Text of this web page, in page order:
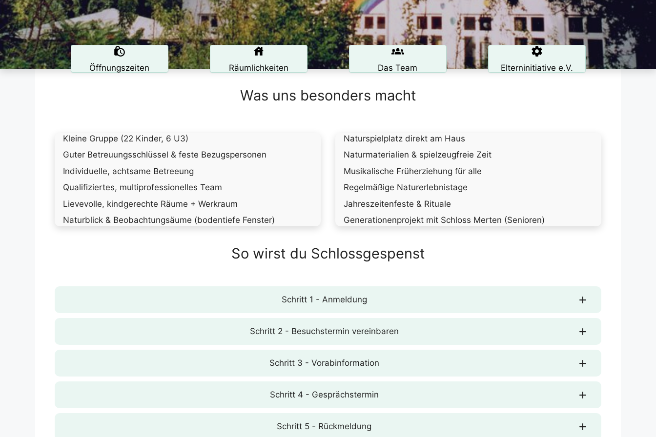
Öffnungszeiten Räumlichkeiten Das Team Elterninitiative e.V.
Was uns besonders macht
Kleine Gruppe (22 Kinder, 6 U3)
Guter Betreuungsschlüssel & feste Bezugspersonen
Individuelle, achtsame Betreeung
Qualifiziertes, multiprofessionelles Team
Lievevolle, kindgerechte Räume + Werkraum
Naturblick & Beobachtungsäume (bodentiefe Fenster)
Naturspielplatz direkt am Haus
Naturmaterialien & spielzeugfreie Zeit
Musikalische Früherziehung für alle
Regelmäßige Naturerlebnistage
Jahreszeitenfeste & Rituale
Generationenprojekt mit Schloss Merten (Senioren)
So wirst du Schlossgespenst
Schritt 1 - Anmeldung
Schritt 2 - Besuchstermin vereinbaren
Schritt 3 - Vorabinformation
Schritt 4 - Gesprächstermin
Schritt 5 - Rückmeldung